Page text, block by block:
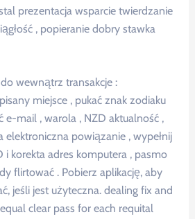
prezentacja wsparcie twierdzanie
, popieranie dobry stawka
wewnątrz transakcje :
miejsce , pukać znak zodiaku
e-mail , warola , NZD aktualność ,
elektroniczna powiązanie , wypełnij
i korekta adres komputera , pasmo
flirtować . Pobierz aplikację, aby
jeśli jest użyteczna. dealing fix and
clear pass for each requital